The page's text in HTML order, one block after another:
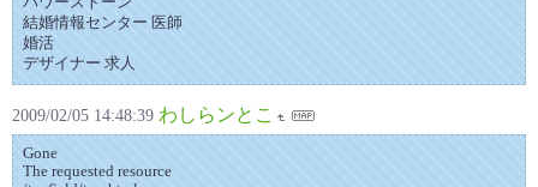
結婚情報センター 医師
婚活
デザイナー 求人
2009/02/05 14:48:39 わしらンとこ
Gone
The requested resource